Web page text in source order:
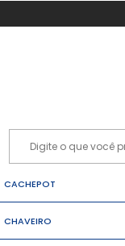
CACHEPOT
CHAVEIRO